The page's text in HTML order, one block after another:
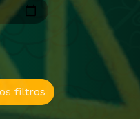
filtros